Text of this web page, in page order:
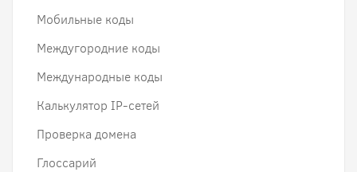
Мобильные коды
Междугородние коды
Международные коды
Калькулятор IP-сетей
Проверка домена
Глоссарий